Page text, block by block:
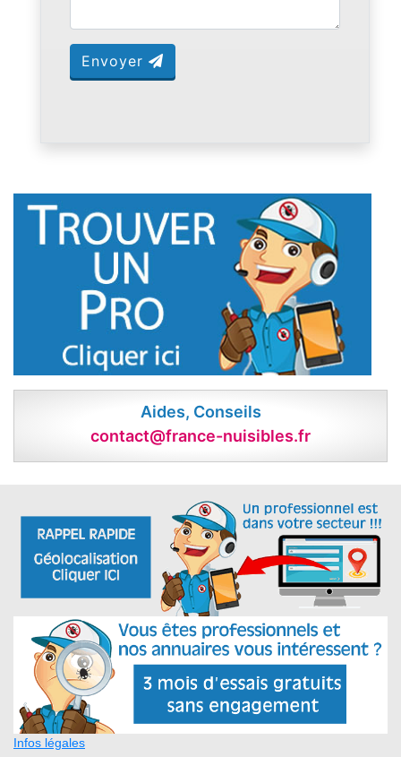
Envoyer
Aides, Conseils
contact@france-nuisibles.fr
Infos légales